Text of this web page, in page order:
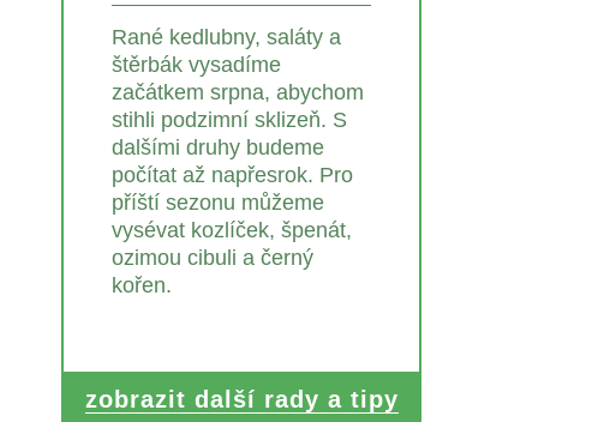
Rané kedlubny, saláty a
štěrbák vysadíme
začátkem srpna, abychom
stihli podzimní sklizeň. S
dalšími druhy budeme
počítat až napřesrok. Pro
příští sezonu můžeme
vysévat kozlíček, špenát,
ozimou cibuli a černý
kořen.
zobrazit další rady a tipy